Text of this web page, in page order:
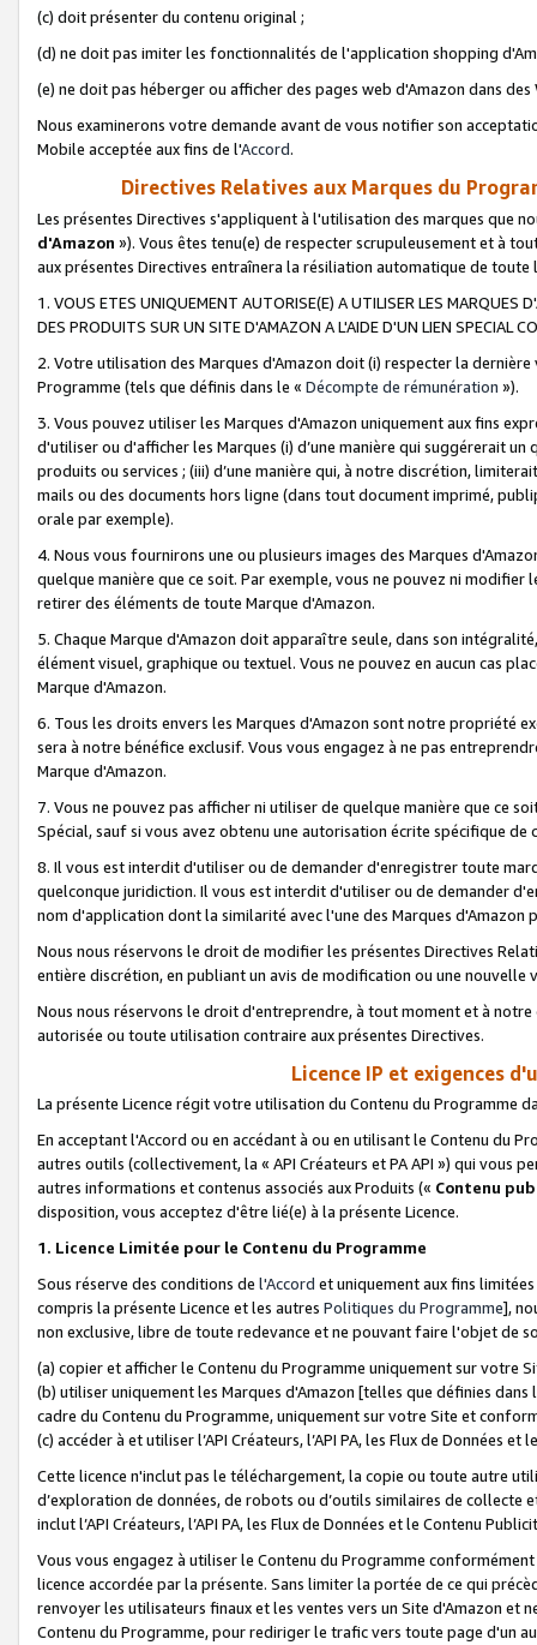
(c) doit présenter du contenu original ;
(d) ne doit pas imiter les fonctionnalités de l'application shopping
(e) ne doit pas héberger ou afficher des pages web d'Amazon dans
Nous examinerons votre demande avant de vous notifier son
Mobile acceptée aux fins de l'Accord.
Directives Relatives aux Marques du
Les présentes Directives s'appliquent à l'utilisation des marques que
d'Amazon »). Vous êtes tenu(e) de respecter scrupuleusement et à
aux présentes Directives entraînera la résiliation automatique de
1. VOUS ETES UNIQUEMENT AUTORISE(E) A UTILISER LES MARQUES
DES PRODUITS SUR UN SITE D'AMAZON A L'AIDE D'UN LIEN SPECIAL
2. Votre utilisation des Marques d'Amazon doit (i) respecter la
Programme (tels que définis dans le « Décompte de rémunération »).
3. Vous pouvez utiliser les Marques d'Amazon uniquement aux fins
d'utiliser ou d'afficher les Marques (i) d’une manière qui suggérerait
produits ou services ; (iii) d’une manière qui, à notre discrétion,
mails ou des documents hors ligne (dans tout document imprimé,
orale par exemple).
4. Nous vous fournirons une ou plusieurs images des Marques
quelque manière que ce soit. Par exemple, vous ne pouvez ni
retirer des éléments de toute Marque d'Amazon.
5. Chaque Marque d'Amazon doit apparaître seule, dans son
élément visuel, graphique ou textuel. Vous ne pouvez en aucun cas
Marque d'Amazon.
6. Tous les droits envers les Marques d'Amazon sont notre propriété
sera à notre bénéfice exclusif. Vous vous engagez à ne pas
Marque d'Amazon.
7. Vous ne pouvez pas afficher ni utiliser de quelque manière que ce
Spécial, sauf si vous avez obtenu une autorisation écrite spécifique de
8. Il vous est interdit d'utiliser ou de demander d'enregistrer toute
quelconque juridiction. Il vous est interdit d'utiliser ou de demander
nom d'application dont la similarité avec l'une des Marques
Nous nous réservons le droit de modifier les présentes Directives
entière discrétion, en publiant un avis de modification ou une nouvelle
Nous nous réservons le droit d'entreprendre, à tout moment et à
autorisée ou toute utilisation contraire aux présentes Directives.
Licence IP et exigences
La présente Licence régit votre utilisation du Contenu du Programme
En acceptant l'Accord ou en accédant à ou en utilisant le Contenu du
autres outils (collectivement, la « API Créateurs et PA API ») qui vous
autres informations et contenus associés aux Produits (« Contenu
disposition, vous acceptez d'être lié(e) à la présente Licence.
1. Licence Limitée pour le Contenu du Programme
Sous réserve des conditions de l'Accord et uniquement aux fins
compris la présente Licence et les autres Politiques du Programme],
non exclusive, libre de toute redevance et ne pouvant faire l'objet de
(a) copier et afficher le Contenu du Programme uniquement sur votre
(b) utiliser uniquement les Marques d'Amazon [telles que définies dans
cadre du Contenu du Programme, uniquement sur votre Site et
(c) accéder à et utiliser l’API Créateurs, l’API PA, les Flux de Données
Cette licence n'inclut pas le téléchargement, la copie ou toute autre
d’exploration de données, de robots ou d’outils similaires de
inclut l’API Créateurs, l’API PA, les Flux de Données et le Contenu
Vous vous engagez à utiliser le Contenu du Programme
licence accordée par la présente. Sans limiter la portée de ce qui
renvoyer les utilisateurs finaux et les ventes vers un Site d'Amazon et
Contenu du Programme, pour rediriger le trafic vers toute page d'un